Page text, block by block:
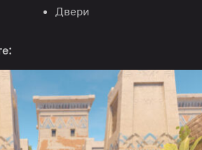
Двери